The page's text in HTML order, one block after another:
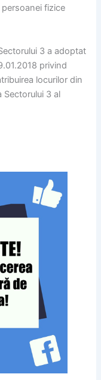
fizice
3 a adoptat
privind
locurilor din
Sectorului 3 al